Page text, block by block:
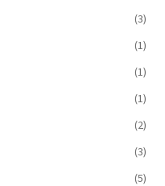
(3)
(1)
(1)
(1)
(2)
(3)
(5)